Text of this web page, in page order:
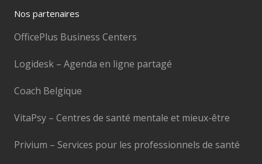
Nos partenaires
OfficePlus Business Centers
Logidesk – Agenda en ligne partagé
Coach Belgique
VitaPsy – Centres de santé mentale et mieux-être
Privium – Services pour les professionnels de santé